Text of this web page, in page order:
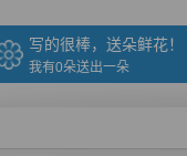
写的很棒，送朵鲜花！
我有0朵送出一朵